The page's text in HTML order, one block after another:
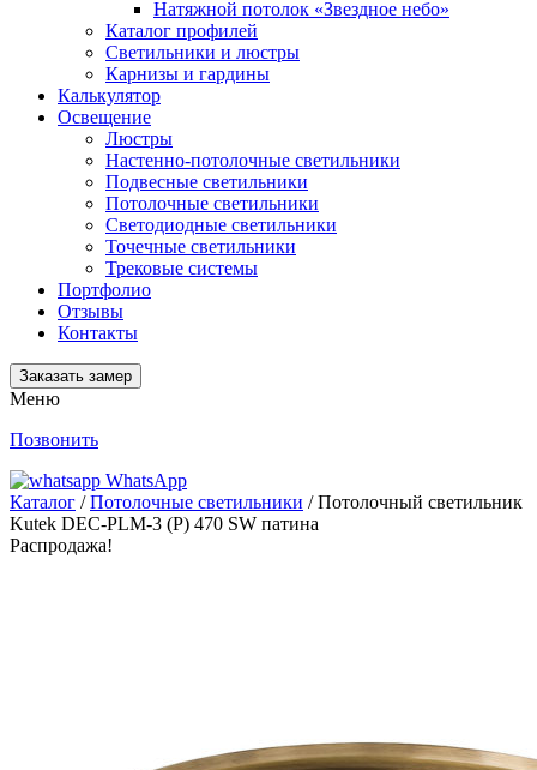
Натяжной потолок «Звездное небо»
Каталог профилей
Светильники и люстры
Карнизы и гардины
Калькулятор
Освещение
Люстры
Настенно-потолочные светильники
Подвесные светильники
Потолочные светильники
Светодиодные светильники
Точечные светильники
Трековые системы
Портфолио
Отзывы
Контакты
Заказать замер
Меню
Позвонить
WhatsApp
Каталог /Потолочные светильники / Потолочный светильник
Kutek DEC-PLM-3 (P) 470 SW патина
Распродажа!